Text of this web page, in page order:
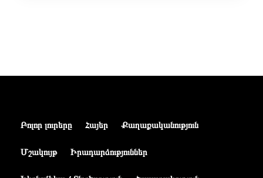
Բոլոր լուրերը Հայեր Քաղաքականություն
Մշակույթ Իրադարձություններ